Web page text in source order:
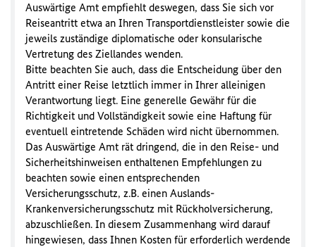
Auswärtige Amt empfiehlt deswegen, dass Sie sich vor
Reiseantritt etwa an Ihren Transportdienstleister sowie die
jeweils zuständige diplomatische oder konsularische
Vertretung des Ziellandes wenden.
Bitte beachten Sie auch, dass die Entscheidung über den
Antritt einer Reise letztlich immer in Ihrer alleinigen
Verantwortung liegt. Eine generelle Gewähr für die
Richtigkeit und Vollständigkeit sowie eine Haftung für
eventuell eintretende Schäden wird nicht übernommen.
Das Auswärtige Amt rät dringend, die in den Reise- und
Sicherheitshinweisen enthaltenen Empfehlungen zu
beachten sowie einen entsprechenden
Versicherungsschutz, z.B. einen Auslands-
Krankenversicherungsschutz mit Rückholversicherung,
abzuschließen. In diesem Zusammenhang wird darauf
hingewiesen, dass Ihnen Kosten für erforderlich werdende